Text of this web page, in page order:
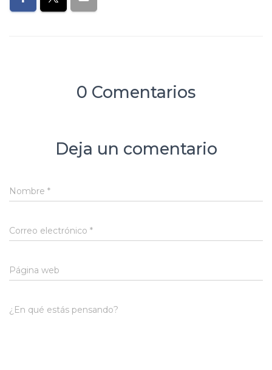
0 Comentarios
Deja un comentario
Nombre *
Correo electrónico *
Página web
¿En qué estás pensando?